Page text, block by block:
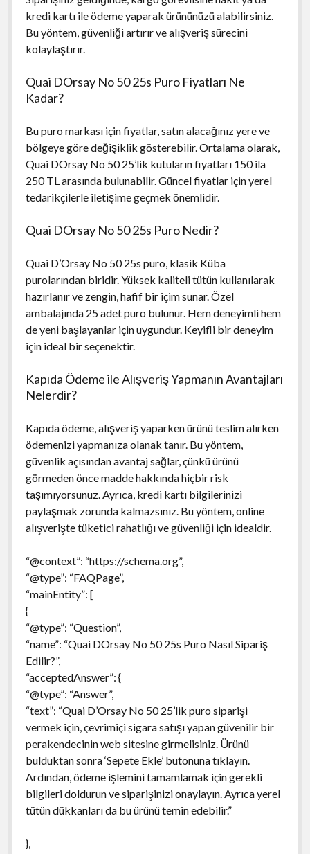
kredi kartı ile ödeme yaparak ürününüzü alabilirsiniz.
Bu yöntem, güvenliği artırır ve alışveriş sürecini
kolaylaştırır.
Quai DOrsay No 50 25s Puro Fiyatları Ne
Kadar?
Bu puro markası için fiyatlar, satın alacağınız yere ve
bölgeye göre değişiklik gösterebilir. Ortalama olarak,
Quai DOrsay No 50 25’lik kutuların fiyatları 150 ila
250 TL arasında bulunabilir. Güncel fiyatlar için yerel
tedarikçilerle iletişime geçmek önemlidir.
Quai DOrsay No 50 25s Puro Nedir?
Quai D’Orsay No 50 25s puro, klasik Küba
purolarından biridir. Yüksek kaliteli tütün kullanılarak
hazırlanır ve zengin, hafif bir içim sunar. Özel
ambalajında 25 adet puro bulunur. Hem deneyimli hem
de yeni başlayanlar için uygundur. Keyifli bir deneyim
için ideal bir seçenektir.
Kapıda Ödeme ile Alışveriş Yapmanın Avantajları
Nelerdir?
Kapıda ödeme, alışveriş yaparken ürünü teslim alırken
ödemenizi yapmanıza olanak tanır. Bu yöntem,
güvenlik açısından avantaj sağlar, çünkü ürünü
görmeden önce madde hakkında hiçbir risk
taşımıyorsunuz. Ayrıca, kredi kartı bilgilerinizi
paylaşmak zorunda kalmazsınız. Bu yöntem, online
alışverişte tüketici rahatlığı ve güvenliği için idealdir.
“@context”: “https://schema.org”,
“@type”: “FAQPage”,
“mainEntity”: [
{
“@type”: “Question”,
“name”: “Quai DOrsay No 50 25s Puro Nasıl Sipariş
Edilir?”,
“acceptedAnswer”: {
“@type”: “Answer”,
“text”: “Quai D’Orsay No 50 25’lik puro siparişi
vermek için, çevrimiçi sigara satışı yapan güvenilir bir
perakendecinin web sitesine girmelisiniz. Ürünü
bulduktan sonra ‘Sepete Ekle’ butonuna tıklayın.
Ardından, ödeme işlemini tamamlamak için gerekli
bilgileri doldurun ve siparişinizi onaylayın. Ayrıca yerel
tütün dükkanları da bu ürünü temin edebilir.”
},